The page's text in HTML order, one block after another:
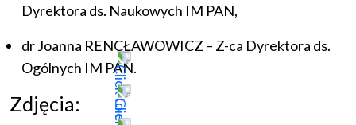
Dyrektora ds. Naukowych IM PAN,
dr Joanna RENCŁAWOWICZ – Z-ca Dyrektora ds.
Ogólnych IM PAN.
Zdjęcia: